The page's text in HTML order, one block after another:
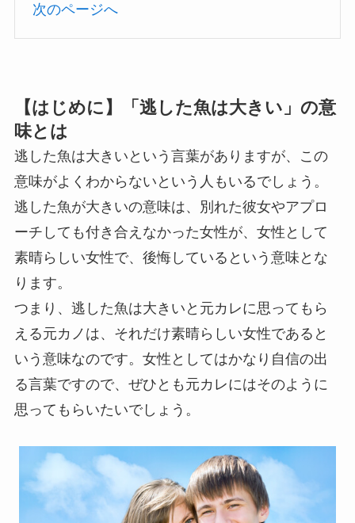
次のページへ
【はじめに】「逃した魚は大きい」の意
味とは
逃した魚は大きいという言葉がありますが、この
意味がよくわからないという人もいるでしょう。
逃した魚が大きいの意味は、別れた彼女やアプロ
ーチしても付き合えなかった女性が、女性として
素晴らしい女性で、後悔しているという意味とな
ります。
つまり、逃した魚は大きいと元カレに思ってもら
える元カノは、それだけ素晴らしい女性であると
いう意味なのです。女性としてはかなり自信の出
る言葉ですので、ぜひとも元カレにはそのように
思ってもらいたいでしょう。